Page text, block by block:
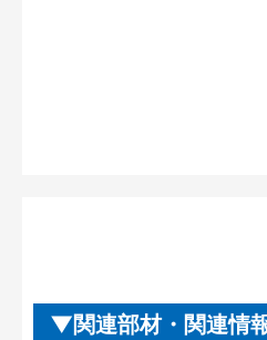
関連部材・関連情